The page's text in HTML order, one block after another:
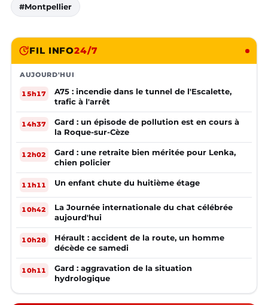
#Montpellier
FIL INFO24/7
AUJOURD'HUI
15h17
A75 : incendie dans le tunnel de l'Escalette,
trafic à l'arrêt
14h37
Gard : un épisode de pollution est en cours à
la Roque-sur-Cèze
12h02
Gard : une retraite bien méritée pour Lenka,
chien policier
11h11 Un enfant chute du huitième étage
10h42
La Journée internationale du chat célébrée
aujourd'hui
10h28
Hérault : accident de la route, un homme
décède ce samedi
10h11
Gard : aggravation de la situation
hydrologique